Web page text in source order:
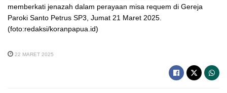
memberkati jenazah dalam perayaan misa requem di Gereja
Paroki Santo Petrus SP3, Jumat 21 Maret 2025.
(foto:redaksi/koranpapua.id)
22 MARET 2025